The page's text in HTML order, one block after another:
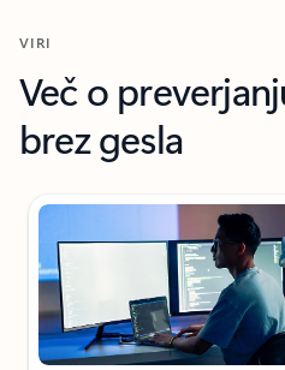
VIRI
Več o
brez gesla